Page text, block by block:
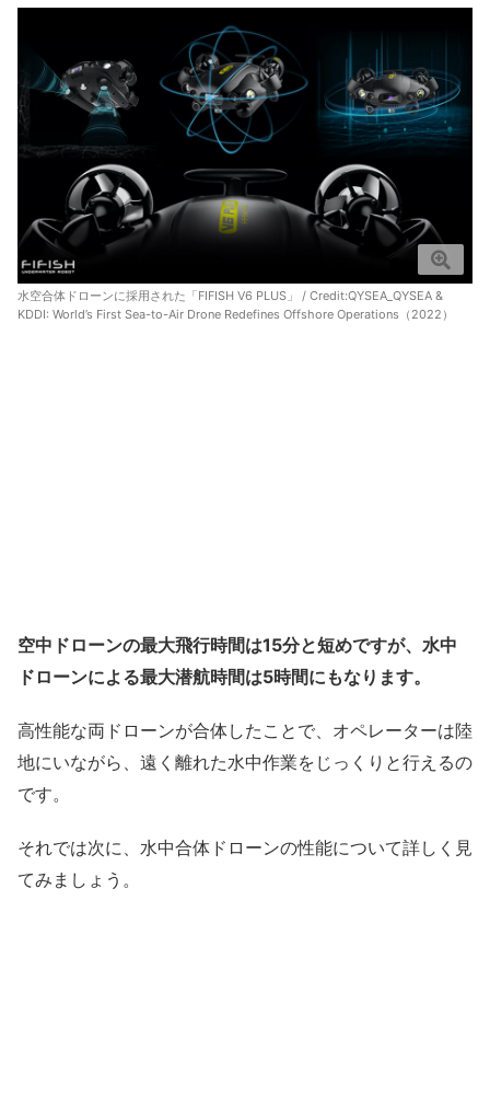
水空合体ドローンに採用された「FIFISH V6 PLUS」 / Credit:QYSEA_QYSEA &
KDDI: World’s First Sea-to-Air Drone Redefines Offshore Operations（2022）
空中ドローンの最大飛行時間は15分と短めですが、水中
ドローンによる最大潜航時間は5時間にもなります。
高性能な両ドローンが合体したことで、オペレーターは陸
地にいながら、遠く離れた水中作業をじっくりと行えるの
です。
それでは次に、水中合体ドローンの性能について詳しく見
てみましょう。